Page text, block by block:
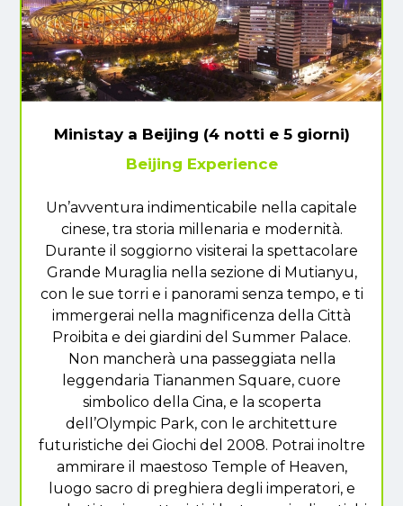
Ministay a Beijing (4 notti e 5 giorni)
Beijing Experience
Un’avventura indimenticabile nella capitale
cinese, tra storia millenaria e modernità.
Durante il soggiorno visiterai la spettacolare
Grande Muraglia nella sezione di Mutianyu,
con le sue torri e i panorami senza tempo, e ti
immergerai nella magnificenza della Città
Proibita e dei giardini del Summer Palace.
Non mancherà una passeggiata nella
leggendaria Tiananmen Square, cuore
simbolico della Cina, e la scoperta
dell’Olympic Park, con le architetture
futuristiche dei Giochi del 2008. Potrai inoltre
ammirare il maestoso Temple of Heaven,
luogo sacro di preghiera degli imperatori, e